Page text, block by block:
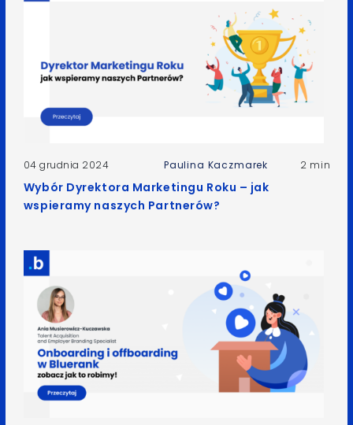
04 grudnia 2024 Paulina Kaczmarek 2 min
Wybór Dyrektora Marketingu Roku – jak
wspieramy naszych Partnerów?